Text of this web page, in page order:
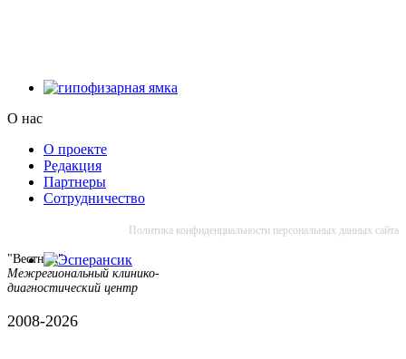
О нас
О проекте
Редакция
Партнеры
Сотрудничество
Политика конфиденциальности персональных данных сайта
"Вестник"
Межрегиональный клинико-
диагностический центр
2008-2026